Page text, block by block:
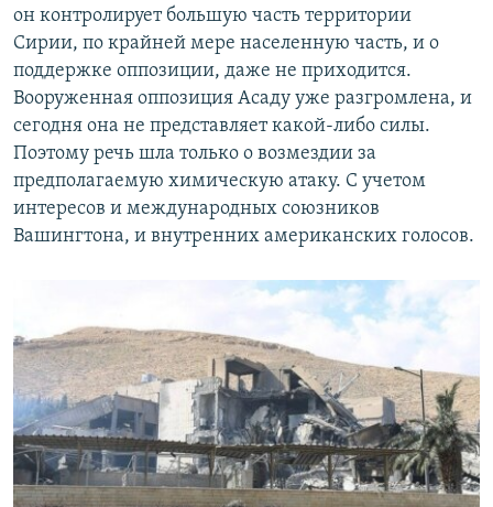
он контролирует большую часть территории
Сирии, по крайней мере населенную часть, и о
поддержке оппозиции, даже не приходится.
Вооруженная оппозиция Асаду уже разгромлена, и
сегодня она не представляет какой-либо силы.
Поэтому речь шла только о возмездии за
предполагаемую химическую атаку. С учетом
интересов и международных союзников
Вашингтона, и внутренних американских голосов.